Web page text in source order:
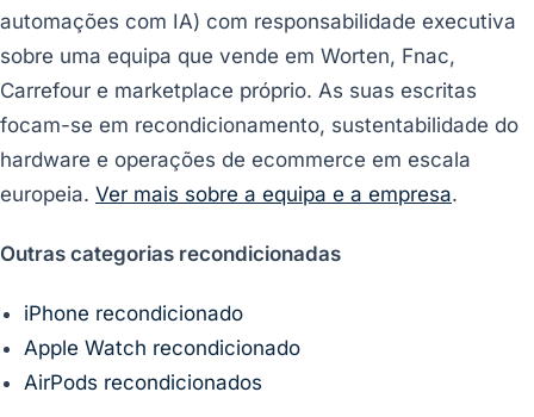
automações com IA) com responsabilidade executiva
sobre uma equipa que vende em Worten, Fnac,
Carrefour e marketplace próprio. As suas escritas
focam-se em recondicionamento, sustentabilidade do
hardware e operações de ecommerce em escala
europeia. Ver mais sobre a equipa e a empresa.
Outras categorias recondicionadas
iPhone recondicionado
Apple Watch recondicionado
AirPods recondicionados